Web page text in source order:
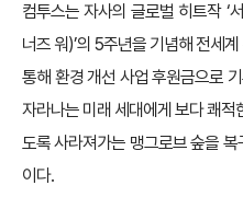
컴투스는 자사의 글로벌 히트작 ‘
너즈 워)’의 5주년을 기념해 전세
통해 환경 개선 사업 후원금으로
자라나는 미래 세대에게 보다 쾌
도록 사라져가는 맹그로브 숲을
이다.